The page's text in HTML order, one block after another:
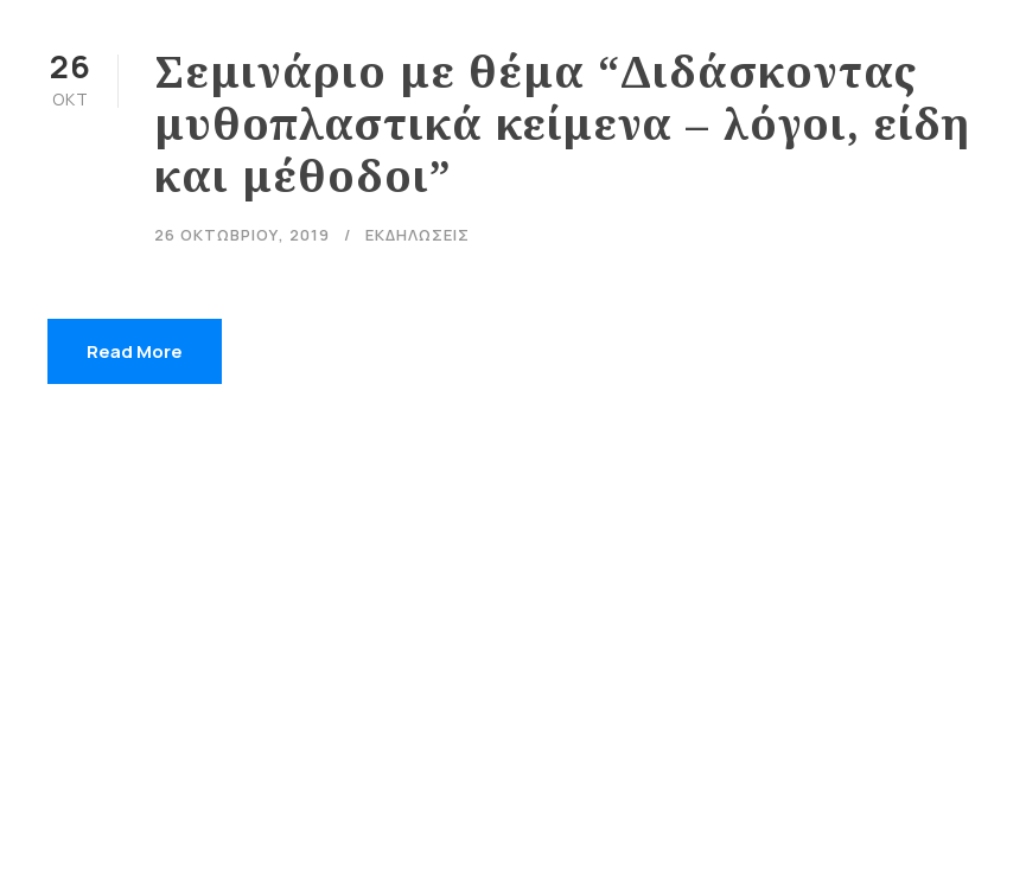
26
ΟΚΤ
Σεμινάριο με θέμα “Διδάσκοντας
μυθοπλαστικά κείμενα – λόγοι, είδη
και μέθοδοι”
26 ΟΚΤΩΒΡΊΟΥ, 2019 ΕΚΔΗΛΩΣΕΙΣ
Read More